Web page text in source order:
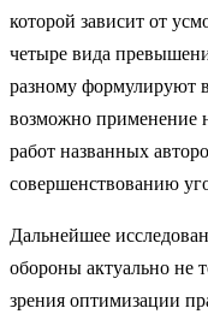
которой зависит от
четыре вида
разному формулируют
возможно применение
работ названных
совершенствованию
Дальнейшее
обороны актуально не
зрения оптимизации